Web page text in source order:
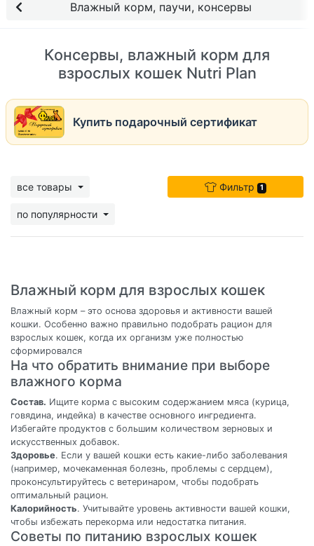
Влажный корм, паучи, консервы
Консервы, влажный корм для
взрослых кошек Nutri Plan
Купить подарочный сертификат
все товары
по популярности
Фильтр 1
Влажный корм для взрослых кошек
Влажный корм – это основа здоровья и активности вашей
кошки. Особенно важно правильно подобрать рацион для
взрослых кошек, когда их организм уже полностью
сформировался
На что обратить внимание при выборе
влажного корма
Состав. Ищите корма с высоким содержанием мяса (курица,
говядина, индейка) в качестве основного ингредиента.
Избегайте продуктов с большим количеством зерновых и
искусственных добавок.
Здоровье. Если у вашей кошки есть какие-либо заболевания
(например, мочекаменная болезнь, проблемы с сердцем),
проконсультируйтесь с ветеринаром, чтобы подобрать
оптимальный рацион.
Калорийность. Учитывайте уровень активности вашей кошки,
чтобы избежать перекорма или недостатка питания.
Советы по питанию взрослых кошек